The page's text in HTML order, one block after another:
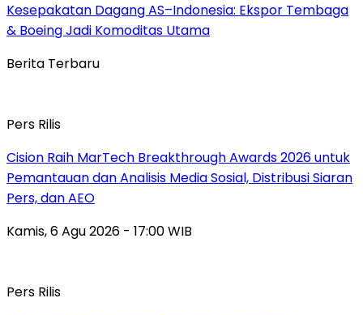
Kesepakatan Dagang AS–Indonesia: Ekspor Tembaga
& Boeing Jadi Komoditas Utama
Berita Terbaru
Pers Rilis
Cision Raih MarTech Breakthrough Awards 2026 untuk
Pemantauan dan Analisis Media Sosial, Distribusi Siaran
Pers, dan AEO
Kamis, 6 Agu 2026 - 17:00 WIB
Pers Rilis